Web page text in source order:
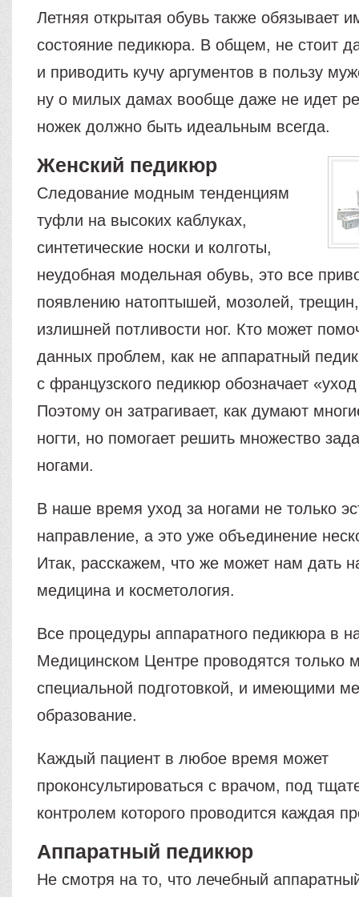
Летняя открытая обувь также обязывает
состояние педикюра. В общем, не стоит
и приводить кучу аргументов в пользу
ну о милых дамах вообще даже не идет
ножек должно быть идеальным всегда.
Женский педикюр
Следование модным тенденциям
туфли на высоких каблуках,
синтетические носки и колготы,
неудобная модельная обувь, это все
появлению натоптышей, мозолей,
излишней потливости ног. Кто может
данных проблем, как не аппаратный
с французского педикюр обозначает
Поэтому он затрагивает, как думают
ногти, но помогает решить множество
ногами.
В наше время уход за ногами не только
направление, а это уже объединение
Итак, расскажем, что же может нам дать
медицина и косметология.
Все процедуры аппаратного педикюра в
Медицинском Центре проводятся только
специальной подготовкой, и имеющими
образование.
Каждый пациент в любое время может
проконсультироваться с врачом, под
контролем которого проводится каждая
Аппаратный педикюр
Не смотря на то, что лечебный